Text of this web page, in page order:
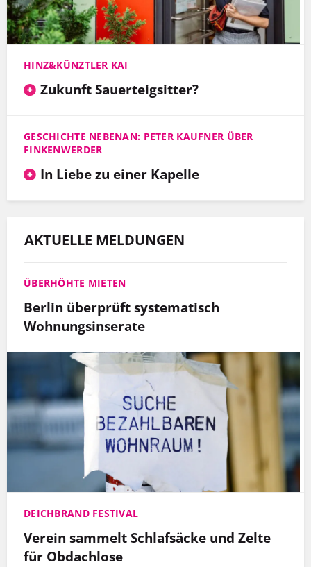
HINZ&KÜNZTLER KAI
Zukunft Sauerteigsitter?
GESCHICHTE NEBENAN: PETER KAUFNER ÜBER
FINKENWERDER
In Liebe zu einer Kapelle
AKTUELLE MELDUNGEN
ÜBERHÖHTE MIETEN
Berlin überprüft systematisch
Wohnungsinserate
DEICHBRAND FESTIVAL
Verein sammelt Schlafsäcke und Zelte
für Obdachlose